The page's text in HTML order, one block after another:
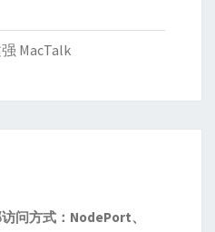
MacTalk
问方式：NodePort、